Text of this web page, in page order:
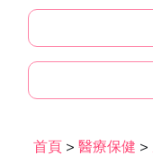
首頁 > 醫療保健 >